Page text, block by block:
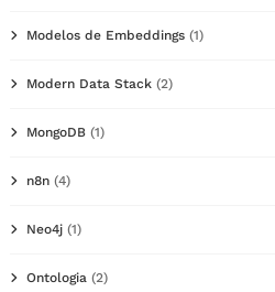
Modelos de Embeddings (1)
Modern Data Stack (2)
MongoDB (1)
n8n (4)
Neo4j (1)
Ontologia (2)